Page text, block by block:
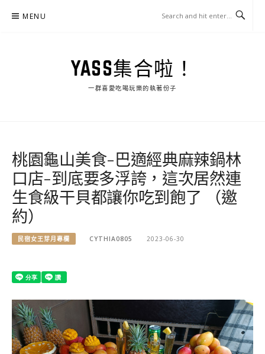
MENU
YASS集合啦！
一群喜愛吃喝玩樂的執著份子
桃園龜山美食-巴適經典麻辣鍋林
口店-到底要多浮誇，這次居然連
生食級干貝都讓你吃到飽了 （邀
約）
民宿女王芽月專欄 CYTHIA0805 2023-06-30